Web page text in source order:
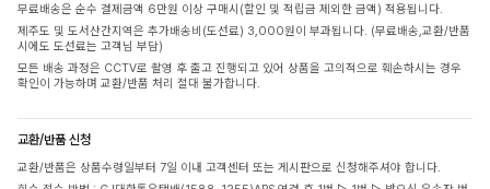
무료배송은 순수 결제금액 6만원 이상 구매시(할인 및 적립금 제외한 금액) 적용됩니다.
제주도 및 도서산간지역은 추가배송비(도선료) 3,000원이 부과됩니다. (무료배송,교환/반품
시에도 도선료는 고객님 부담)
모든 배송 과정은 CCTV로 촬영 후 출고 진행되고 있어 상품을 고의적으로 훼손하시는 경우
확인이 가능하며 교환/반품 처리 절대 불가합니다.
교환/반품 신청
교환/반품은 상품수령일부터 7일 이내 고객센터 또는 게시판으로 신청해주셔야 합니다.